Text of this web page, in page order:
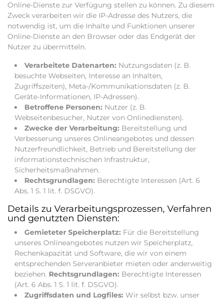
Online-Dienste zur Verfügung stellen zu können. Zu diesem
Zweck verarbeiten wir die IP-Adresse des Nutzers, die
notwendig ist, um die Inhalte und Funktionen unserer
Online-Dienste an den Browser oder das Endgerät der
Nutzer zu übermitteln.
Verarbeitete Datenarten: Nutzungsdaten (z. B.
besuchte Webseiten, Interesse an Inhalten,
Zugriffszeiten), Meta-/Kommunikationsdaten (z. B.
Geräte-Informationen, IP-Adressen).
Betroffene Personen: Nutzer (z. B.
Webseitenbesucher, Nutzer von Onlinediensten).
Zwecke der Verarbeitung: Bereitstellung und
Verbesserung unseres Onlineangebotes und dessen
Nutzerfreundlichkeit, Betrieb und Bereitstellung der
informationstechnischen Infrastruktur,
Sicherheitsmaßnahmen.
Rechtsgrundlagen: Berechtigte Interessen (Art. 6
Abs. 1 S. 1 lit. f. DSGVO).
Details zu Verarbeitungsprozessen, Verfahren
und genutzten Diensten:
Gemieteter Speicherplatz: Für die Bereitstellung
unseres Onlineangebotes nutzen wir Speicherplatz,
Rechenkapazität und Software, die wir von einem
entsprechenden Serveranbieter mieten oder anderweitig
beziehen. Rechtsgrundlagen: Berechtigte Interessen
(Art. 6 Abs. 1 S. 1 lit. f. DSGVO).
Zugriffsdaten und Logfiles: Wir selbst bzw. unser